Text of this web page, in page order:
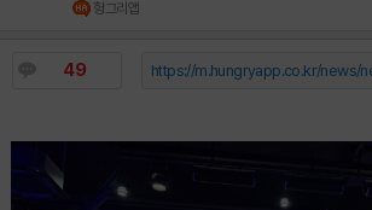
헝그리앱
49